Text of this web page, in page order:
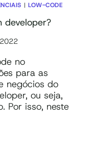
| LOW-CODE
developer?
no
para as
negócios do
ou seja,
Por isso, neste